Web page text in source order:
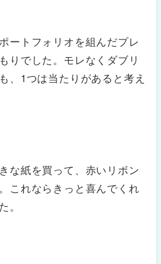
ートフォリオを組んだプレ
りでした。モレなくダブリ
、1つは当たりがあると考え
な紙を買って、赤いリボン
これならきっと喜んでくれ
。